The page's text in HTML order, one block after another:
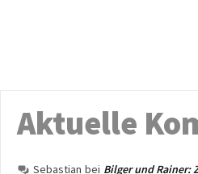
Aktuelle
Sebastian bei Bilger und Rainer: